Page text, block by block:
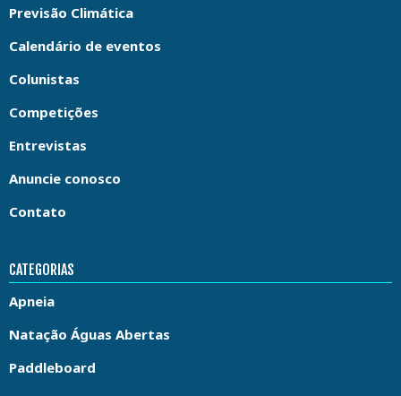
Previsão Climática
Calendário de eventos
Colunistas
Competições
Entrevistas
Anuncie conosco
Contato
CATEGORIAS
Apneia
Natação Águas Abertas
Paddleboard